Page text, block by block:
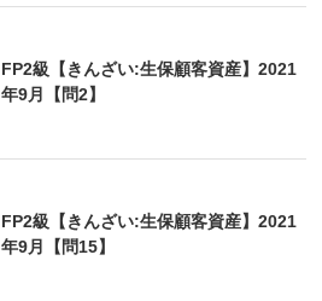
FP2級【きんざい:生保顧客資産】2021
年9月【問2】
FP2級【きんざい:生保顧客資産】2021
年9月【問15】